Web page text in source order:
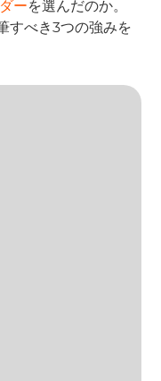
ーを選んだのか。
すべき3つの強みを